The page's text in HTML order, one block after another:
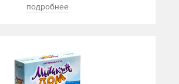
подробнее